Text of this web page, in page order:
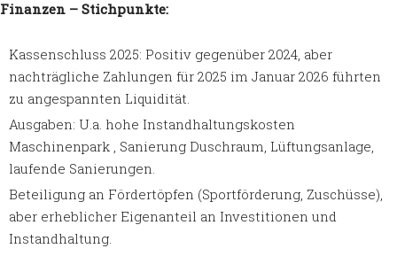
Finanzen – Stichpunkte:
Kassenschluss 2025: Positiv gegenüber 2024, aber
nachträgliche Zahlungen für 2025 im Januar 2026 führten
zu angespannten Liquidität.
Ausgaben: U.a. hohe Instandhaltungskosten
Maschinenpark , Sanierung Duschraum, Lüftungsanlage,
laufende Sanierungen.
Beteiligung an Fördertöpfen (Sportförderung, Zuschüsse),
aber erheblicher Eigenanteil an Investitionen und
Instandhaltung.